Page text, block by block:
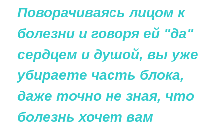
Поворачиваясь лицом к
болезни и говоря ей "да"
сердцем и душой, вы уже
убираете часть блока,
даже точно не зная, что
болезнь хочет вам